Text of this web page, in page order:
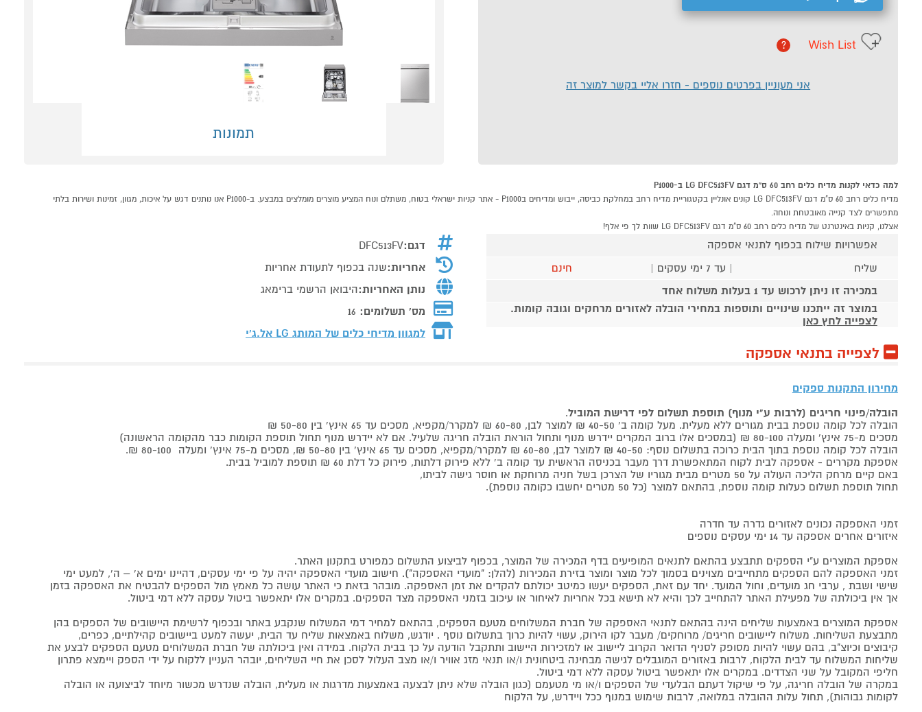
תמונות
Wish List
?
אני מעוניין בפרטים נוספים - חזרו אליי בקשר למוצר זה
למה כדאי לקנות מדיח כלים רחב 60 ס"מ דגם LG DFC513FV ב-P1000
מדיח כלים רחב 60 ס"מ דגם LG DFC513FV קונים אונליין בקטגוריית מדיח רחב במחלקת כביסה, ייבוש ומדיחים בP1000 - אתר קניות ישראלי בטוח, משתלם ונוח המציע מוצרים מומלצים במבצע. ב-P1000 אנו נותנים דגש על איכות, מגוון, זמינות ושירות בלתי
מתפשרים לצד קנייה מאובטחת ונוחה.
אצלנו, קניות באינטרנט של מדיח כלים רחב 60 ס"מ דגם LG DFC513FV שוות לך פי אלף!
אפשרויות שילוח בכפוף לתנאי אספקה
שליח
| עד 7 ימי עסקים |
חינם
במכירה זו ניתן לרכוש עד 1 בעלות משלוח אחד
במוצר זה ייתכנו שינויים ותוספות במחירי הובלה לאזורים מרחקים וגובה קומות.
לצפייה לחץ כאן
דגם:DFC513FV
אחריות:שנה בכפוף לתעודת אחריות
נותן האחריות:היבואן הרשמי ברימאג
מס' תשלומים: 16
למגוון מדיחי כלים של המותג LG אל.ג'י
לצפייה בתנאי אספקה
מחירון התקנות ספקים
הובלה/פינוי חריגים (לרבות ע"י מנוף) תוספת תשלום לפי דרישת המוביל.
הובלה לכל קומה נוספת בבית מגורים ללא מעלית. מעל קומה ב' 40-50 ₪ למוצר לבן, 60-80 ₪ למקרר/מקפיא, מסכים עד 65 אינץ' בין 50-80 ₪
מסכים מ-75 אינץ' ומעלה 80-100 ₪ (במסכים אלו ברוב המקרים יידרש מנוף ותחול הוראת הובלה חריגה שלעיל. אם לא יידרש מנוף תחול תוספת הקומות כבר מהקומה הראשונה)
הובלה לכל קומה נוספת בתוך הבית כרוכה בתשלום נוסף: 40-50 ₪ למוצר לבן, 60-80 ₪ למקרר/מקפיא, מסכים עד 65 אינץ' בין 50-80 ₪, מסכים מ-75 אינץ' ומעלה 80-100 ₪.
אספקת מקררים - אספקה לבית לקוח המתאפשרת דרך מעבר בכניסה הראשית עד קומה ב' ללא פירוק דלתות, פירוק כל דלת 60 ₪ תוספת למוביל בבית.
באם קיים מרחק הליכה העולה על 50 מטרים מבית מגוריו של הצרכן בשל חניה מרוחקת או חוסר גישה לביתו,
תחול תוספת תשלום כעלות קומה נוספת, בהתאם למוצר (כל 50 מטרים יחשבו כקומה נוספת).
זמני האספקה נכונים לאזורים גדרה עד חדרה
איזורים אחרים אספקה עד 14 ימי עסקים נוספים
אספקת המוצרים ע"י הספקים תתבצע בהתאם לתנאים המופיעים בדף המכירה של המוצר, בכפוף לביצוע התשלום כמפורט בתקנון האתר.
זמני האספקה להם הספקים מתחייבים מצוינים בסמוך לכל מוצר ומוצר בזירת המכירות (להלן: "מועדי האספקה"). חישוב מועדי האספקה יהיה על פי ימי עסקים, דהיינו ימים א' – ה', למעט ימי
שישי ושבת , ערבי חג מועדים, וחול המועד. יחד עם זאת, הספקים יעשו כמיטב יכולתם להקדים את זמן האספקה. מובהר בזאת כי האתר עושה כל מאמץ מול הספקים להבטיח את האספקה בזמן
אך אין ביכולתה של מפעילת האתר להתחייב לכך והיא לא תישא בכל אחריות לאיחור או עיכוב בזמני האספקה מצד הספקים. במקרים אלו יתאפשר ביטול עסקה ללא דמי ביטול.
אספקת המוצרים באמצעות שליחים הינה בהתאם לתנאי האספקה של חברת המשלוחים מטעם הספקים, בהתאם למחיר דמי המשלוח שנקבע באתר ובכפוף לרשימת היישובים של הספקים בהן
מתבצעת השליחות. משלוח ליישובים חריגים/ מרוחקים/ מעבר לקו הירוק, עשוי להיות כרוך בתשלום נוסף . יודגש, משלוח באמצאות שליח עד הבית, יעשה למעט ביישובים קהילתיים, כפרים,
קיבוצים וכיוצ"ב, בהם עשוי להיות מסופק לסניף הדואר הקרוב ליישוב או למזכירות היישוב ותתקבל הודעה על כך בבית הלקוח. במידה ואין ביכולתה של חברת המשלוחים מטעם הספקים לבצע את
שליחות המשלוח עד לבית הלקוח, לרבות באזורים המוגבלים לגישה מבחינה ביטחונית ו/או תנאי מזג אוויר ו/או מצב העלול לסכן את חיי השליחים, יובהר העניין ללקוח על ידי הספק ויימצא פתרון
חליפי המקובל על שני הצדדים. במקרים אלו יתאפשר ביטול עסקה ללא דמי ביטול.
במקרה של הובלה חריגה, על פי שיקול דעתם הבלעדי של הספקים ו/או מי מטעמם (כגון הובלה שלא ניתן לבצעה באמצעות מדרגות או מעלית, הובלה שנדרש מכשור מיוחד לביצועה או הובלה
לקומות גבוהות), תחול עלות ההובלה במלואה, לרבות שימוש במנוף ככל ויידרש, על הלקוח